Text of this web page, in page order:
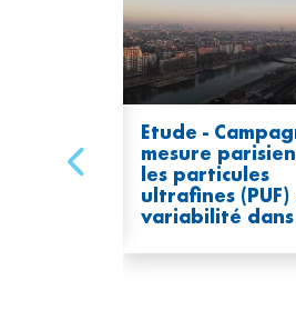
de
à
Etude -
mesure
les particules
ultrafines (PUF)
variabilité dans